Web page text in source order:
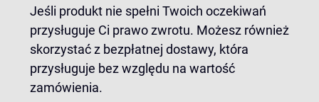
Jeśli produkt nie spełni Twoich oczekiwań
przysługuje Ci prawo zwrotu. Możesz również
skorzystać z bezpłatnej dostawy, która
przysługuje bez względu na wartość
zamówienia.